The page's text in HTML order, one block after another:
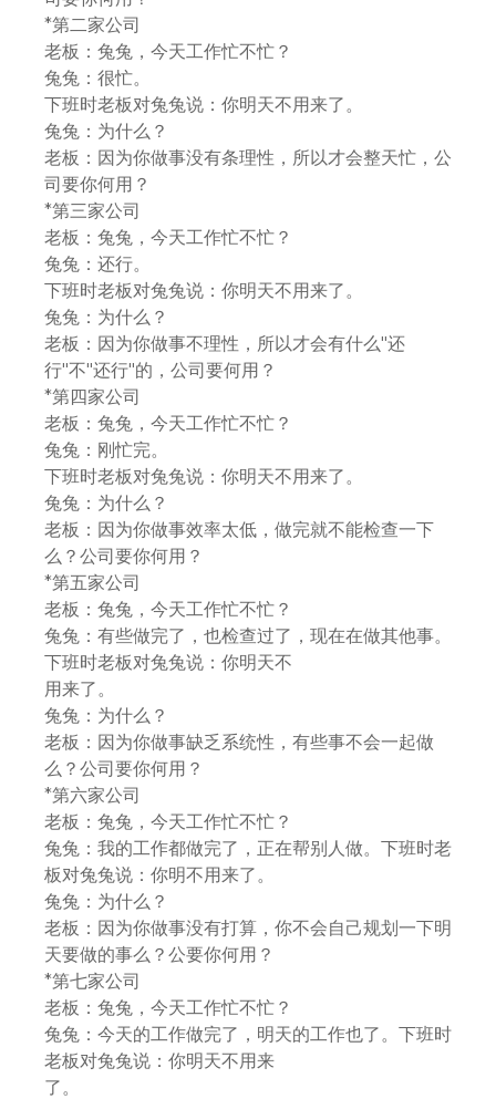
*第二家公司
老板：兔兔，今天工作忙不忙？
兔兔：很忙。
下班时老板对兔兔说：你明天不用来了。
兔兔：为什么？
老板：因为你做事没有条理性，所以才会整天忙，公
司要你何用？
*第三家公司
老板：兔兔，今天工作忙不忙？
兔兔：还行。
下班时老板对兔兔说：你明天不用来了。
兔兔：为什么？
老板：因为你做事不理性，所以才会有什么"还
行"不"还行"的，公司要何用？
*第四家公司
老板：兔兔，今天工作忙不忙？
兔兔：刚忙完。
下班时老板对兔兔说：你明天不用来了。
兔兔：为什么？
老板：因为你做事效率太低，做完就不能检查一下
么？公司要你何用？
*第五家公司
老板：兔兔，今天工作忙不忙？
兔兔：有些做完了，也检查过了，现在在做其他事。
下班时老板对兔兔说：你明天不
用来了。
兔兔：为什么？
老板：因为你做事缺乏系统性，有些事不会一起做
么？公司要你何用？
*第六家公司
老板：兔兔，今天工作忙不忙？
兔兔：我的工作都做完了，正在帮别人做。下班时老
板对兔兔说：你明不用来了。
兔兔：为什么？
老板：因为你做事没有打算，你不会自己规划一下明
天要做的事么？公要你何用？
*第七家公司
老板：兔兔，今天工作忙不忙？
兔兔：今天的工作做完了，明天的工作也了。下班时
老板对兔兔说：你明天不用来
了。